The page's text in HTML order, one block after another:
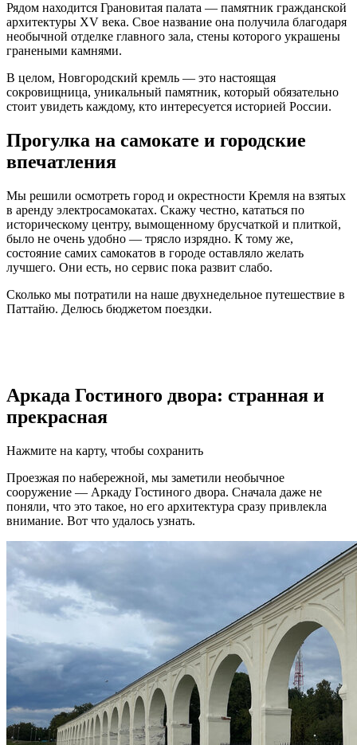
Рядом находится Грановитая палата — памятник гражданской
архитектуры XV века. Свое название она получила благодаря
необычной отделке главного зала, стены которого украшены
гранеными камнями.
В целом, Новгородский кремль — это настоящая
сокровищница, уникальный памятник, который обязательно
стоит увидеть каждому, кто интересуется историей России.
Прогулка на самокате и городские
впечатления
Мы решили осмотреть город и окрестности Кремля на взятых
в аренду электросамокатах. Скажу честно, кататься по
историческому центру, вымощенному брусчаткой и плиткой,
было не очень удобно — трясло изрядно. К тому же,
состояние самих самокатов в городе оставляло желать
лучшего. Они есть, но сервис пока развит слабо.
Сколько мы потратили на наше двухнедельное путешествие в
Паттайю. Делюсь бюджетом поездки.
Аркада Гостиного двора: странная и
прекрасная
Нажмите на карту, чтобы сохранить
Проезжая по набережной, мы заметили необычное
сооружение — Аркаду Гостиного двора. Сначала даже не
поняли, что это такое, но его архитектура сразу привлекла
внимание. Вот что удалось узнать.